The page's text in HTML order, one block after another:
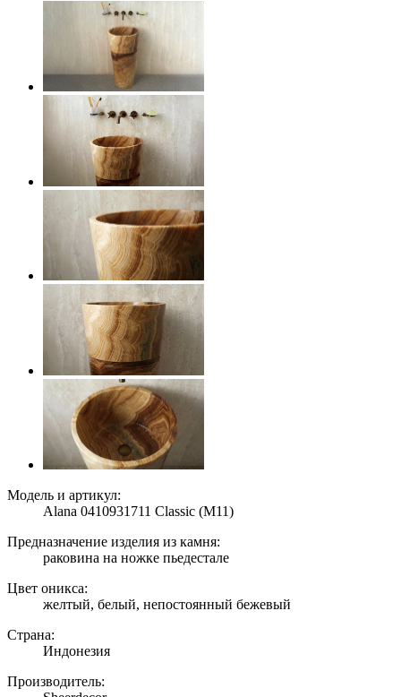
Модель и артикул:
Alana 0410931711 Classic (M11)
Предназначение изделия из камня:
раковина на ножке пьедестале
Цвет оникса:
желтый, белый, непостоянный бежевый
Страна:
Индонезия
Производитель: